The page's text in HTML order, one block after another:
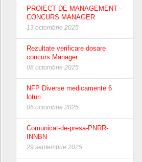
PROIECT DE MANAGEMENT -
CONCURS MANAGER
13 octombrie 2025
Rezultate verificare dosare
concurs Manager
08 octombrie 2025
NFP Diverse medicamente 6
loturi
06 octombrie 2025
Comunicat-de-presa-PNRR-
INNBN
29 septembrie 2025